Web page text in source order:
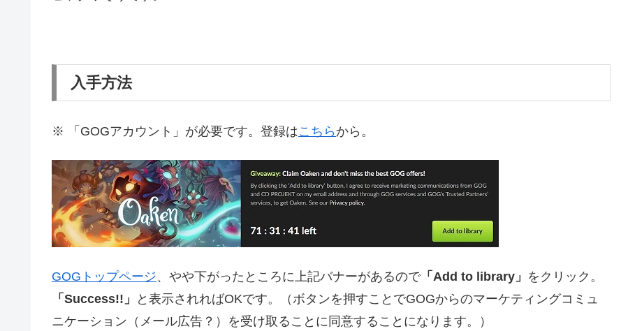
入手方法
※ 「GOGアカウント」が必要です。登録はこちら から。
GOGトップページ、やや下がったところに上記バナーがあるので「Add to library」 をクリック。
「Success!!」
と表示されればOKです。（ボタンを押すことでGOGからのマーケティングコミュ
ニケーション（メール広告？）を受け取ることに同意することになります。）